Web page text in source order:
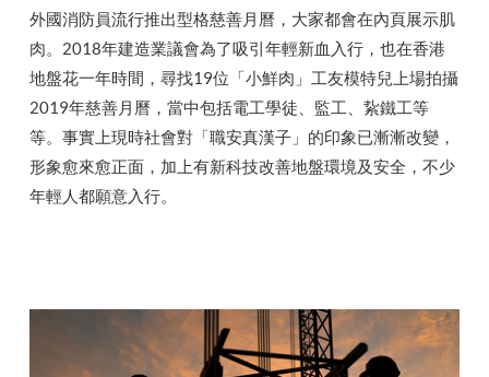
外國消防員流行推出型格慈善月曆，大家都會在內頁展示肌
肉。2018年建造業議會為了吸引年輕新血入行，也在香港
地盤花一年時間，尋找19位「小鮮肉」工友模特兒上場拍攝
2019年慈善月曆，當中包括電工學徒、監工、紥鐵工等
等。事實上現時社會對「職安真漢子」的印象已漸漸改變，
形象愈來愈正面，加上有新科技改善地盤環境及安全，不少
年輕人都願意入行。